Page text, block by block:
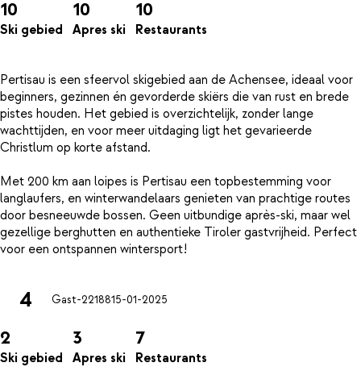
10
Ski gebied
10
Apres ski
10
Restaurants
Pertisau is een sfeervol skigebied aan de Achensee, ideaal voor
beginners, gezinnen én gevorderde skiërs die van rust en brede
pistes houden. Het gebied is overzichtelijk, zonder lange
wachttijden, en voor meer uitdaging ligt het gevarieerde
Christlum op korte afstand.
Met 200 km aan loipes is Pertisau een topbestemming voor
langlaufers, en winterwandelaars genieten van prachtige routes
door besneeuwde bossen. Geen uitbundige après-ski, maar wel
gezellige berghutten en authentieke Tiroler gastvrijheid. Perfect
4 Gast-2218815-01-2025
2
Ski gebied
3
Apres ski
7
Restaurants